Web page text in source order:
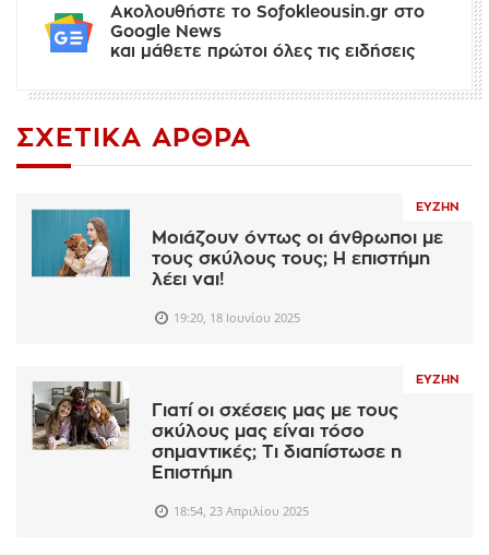
Ακολουθήστε το Sofokleousin.gr στο
Google News
και μάθετε πρώτοι όλες τις ειδήσεις
ΣΧΕΤΙΚΆ ΆΡΘΡΑ
ΕΥΖΗΝ
Μοιάζουν όντως οι άνθρωποι με
τους σκύλους τους; Η επιστήμη
λέει ναι!
19:20, 18 Ιουνίου 2025
ΕΥΖΗΝ
Γιατί οι σχέσεις μας με τους
σκύλους μας είναι τόσο
σημαντικές; Τι διαπίστωσε η
Επιστήμη
18:54, 23 Απριλίου 2025